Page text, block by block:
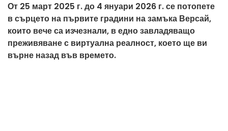
От 25 март 2025 г. до 4 януари 2026 г. се потопете
в сърцето на първите градини на замъка Версай,
които вече са изчезнали, в едно завладяващо
преживяване с виртуална реалност, което ще ви
върне назад във времето.